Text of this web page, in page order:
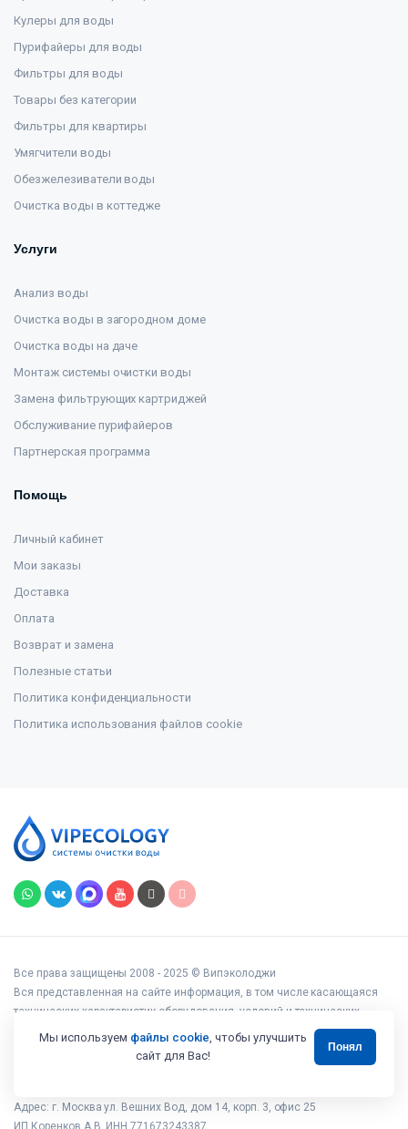
Кулеры для воды
Пурифайеры для воды
Фильтры для воды
Товары без категории
Фильтры для квартиры
Умягчители воды
Обезжелезиватели воды
Очистка воды в коттедже
Услуги
Анализ воды
Очистка воды в загородном доме
Очистка воды на даче
Монтаж системы очистки воды
Замена фильтрующих картриджей
Обслуживание пурифайеров
Партнерская программа
Помощь
Личный кабинет
Мои заказы
Доставка
Оплата
Возврат и замена
Полезные статьи
Политика конфиденциальности
Политика использования файлов cookie
Все права защищены 2008 - 2025 © Випэколоджи
Вся представленная на сайте информация, в том числе касающаяся
технических характеристик оборудования, условий и технических
возможностей подключения, наличия на складе, стоимости товаров и
услуг, носит информационный характер и ни при каких условиях не
является публичной офертой, определяемой положениями статьи 437
Адрес: г. Москва ул. Вешних Вод, дом 14, корп. 3, офис 25
ИП Коренков А.В. ИНН 771673243387
Мы используем файлы cookie, чтобы улучшить
сайт для Вас!
Понял